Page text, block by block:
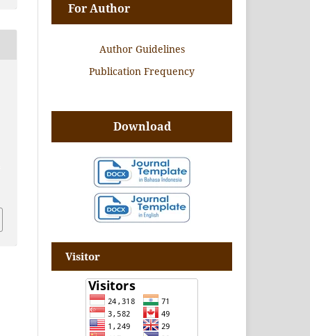
For Author
Author Guidelines
Publication Frequency
Download
Visitor